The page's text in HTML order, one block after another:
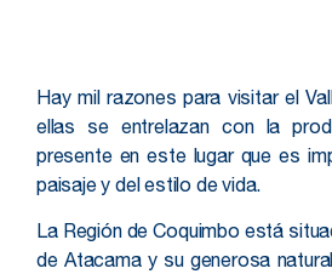
Hay mil razones para visitar el
ellas se entrelazan con la
presente en este lugar que es
paisaje y del estilo de vida.
La Región de Coquimbo está
de Atacama y su generosa